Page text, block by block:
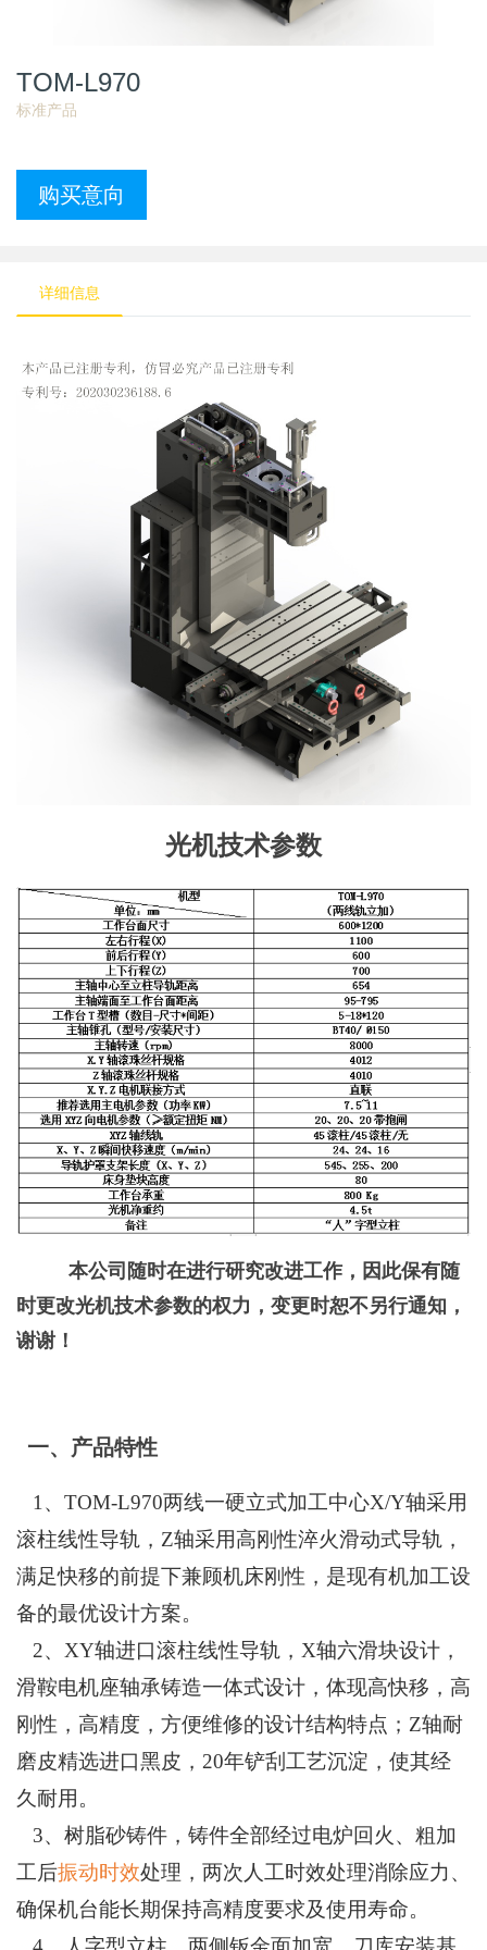
TOM-L970
标准产品
详细信息
光机技术参数
本公司随时在进行研究改进工作，因此保有随
时更改光机技术参数的权力，变更时恕不另行通知，
谢谢！
一、产品特性
1、 TOM-L970两线一硬立式加工中心X/Y轴采用
滚柱线性导轨，Z轴采用高刚性淬火滑动式导轨，
满足快移的前提下兼顾机床刚性，是现有机加工设
备的最优设计方案。
2、XY轴进口滚柱线性导轨，X轴六滑块设计，
滑鞍电机座轴承铸造一体式设计，体现高快移，高
刚性，高精度，方便维修的设计结构特点；Z轴耐
磨皮精选进口黑皮，20年铲刮工艺沉淀，使其经
久耐用。
3、树脂砂铸件，铸件全部经过电炉回火、粗加
工后振动时效处理，两次人工时效处理消除应力、
确保机台能长期保持高精度要求及使用寿命。